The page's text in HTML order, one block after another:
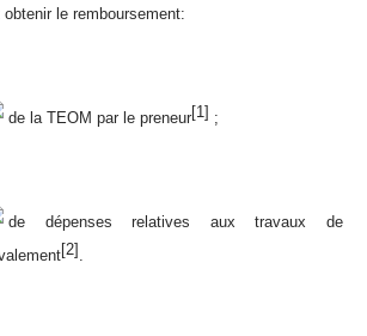
obtenir le remboursement:
de la TEOM par le preneur[1] ;
de dépenses relatives aux travaux de
[2].